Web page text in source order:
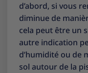
d’abord, si vous
diminue de
cela peut être un
autre indication
d’humidité ou de
sol autour de la